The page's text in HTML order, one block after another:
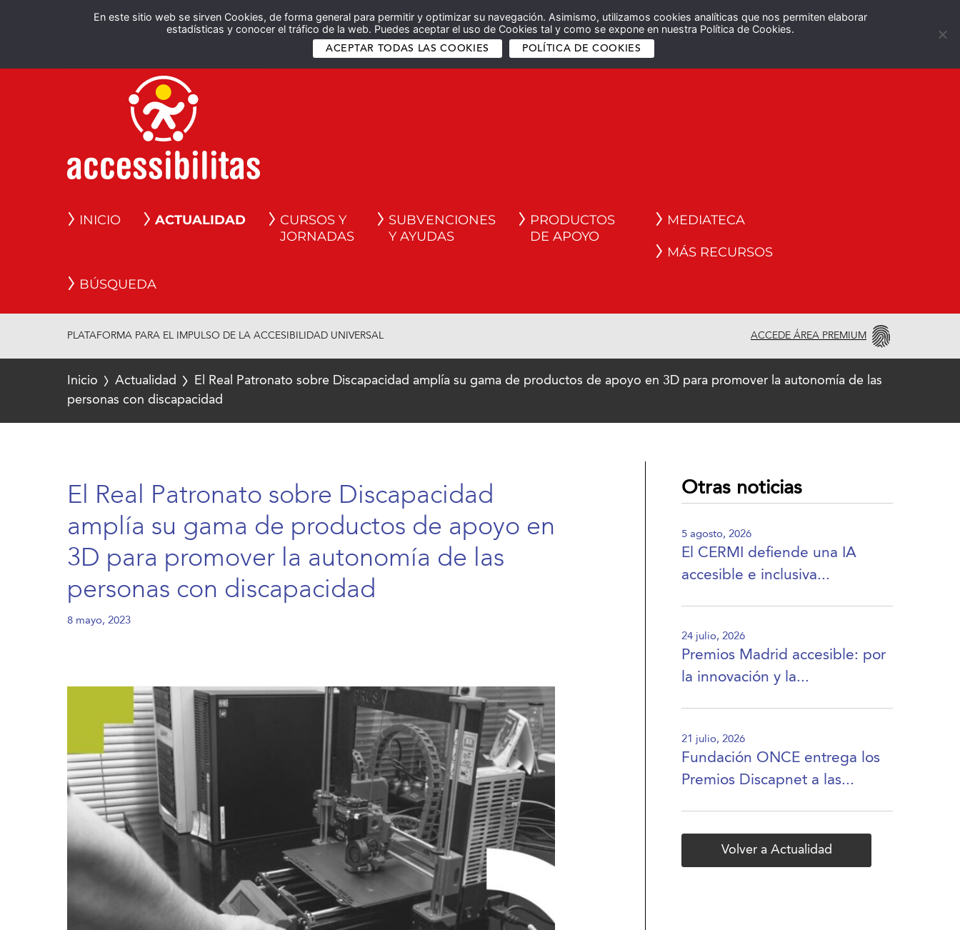
En este sitio web se sirven Cookies, de forma general para permitir y optimizar su navegación. Asimismo, utilizamos cookies analíticas que nos permiten elaborar
estadísticas y conocer el tráfico de la web. Puedes aceptar el uso de Cookies tal y como se expone en nuestra Política de Cookies.
ACEPTAR TODAS LAS COOKIES POLÍTICA DE COOKIES
Español English
INICIO ACTUALIDAD
CURSOS Y
JORNADAS
SUBVENCIONES
Y AYUDAS
PRODUCTOS
DE APOYO
MEDIATECA
MÁS RECURSOS
BÚSQUEDA
PLATAFORMA PARA EL IMPULSO DE LA ACCESIBILIDAD UNIVERSAL ACCEDE ÁREA PREMIUM
Inicio Actualidad
El Real Patronato sobre Discapacidad amplía su gama de productos de apoyo en 3D para promover la autonomía de las
personas con discapacidad
El Real Patronato sobre Discapacidad
amplía su gama de productos de apoyo en
3D para promover la autonomía de las
personas con discapacidad
8 mayo, 2023
Otras noticias
5 agosto, 2026
El CERMI defiende una IA
accesible e inclusiva...
24 julio, 2026
Premios Madrid accesible: por
la innovación y la...
21 julio, 2026
Fundación ONCE entrega los
Premios Discapnet a las...
Volver a Actualidad